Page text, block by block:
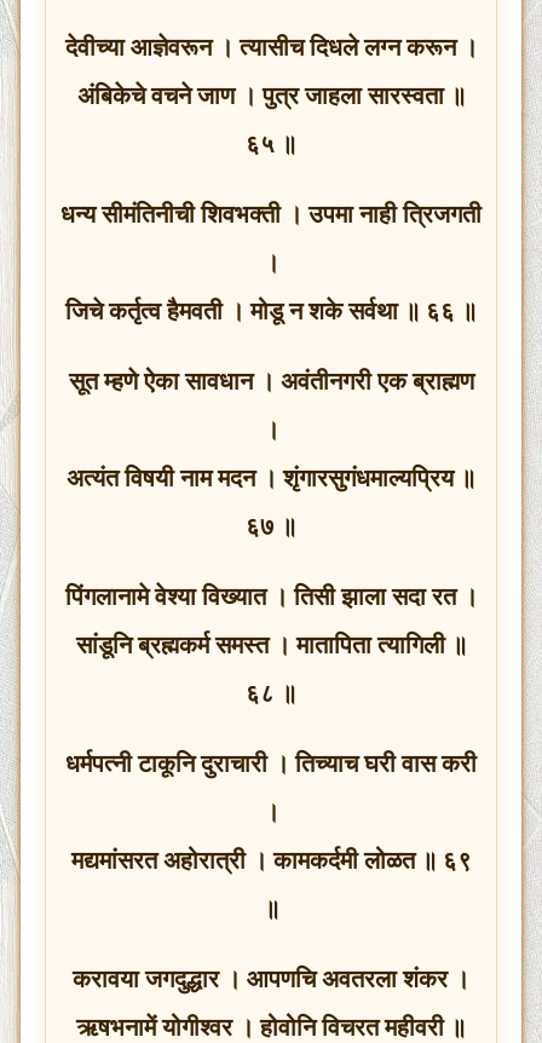
देवीच्या आज्ञेवरून । त्यासीच दिधले लग्न करून ।
अंबिकेचे वचने जाण । पुत्र जाहला सारस्वता ॥
६५ ॥
धन्य सीमंतिनीची शिवभक्ती । उपमा नाही त्रिजगती
।
जिचे कर्तृत्व हैमवती । मोडू न शके सर्वथा ॥ ६६ ॥
सूत म्हणे ऐका सावधान । अवंतीनगरी एक ब्राह्मण
।
अत्यंत विषयी नाम मदन । शृंगारसुगंधमाल्यप्रिय ॥
६७ ॥
पिंगलानामे वेश्या विख्यात । तिसी झाला सदा रत ।
सांडूनि ब्रह्मकर्म समस्त । मातापिता त्यागिली ॥
६८ ॥
धर्मपत्नी टाकूनि दुराचारी । तिच्याच घरी वास करी
।
मद्यमांसरत अहोरात्री । कामकर्दमी लोळत ॥ ६९
॥
करावया जगदुद्धार । आपणचि अवतरला शंकर ।
ऋषभनामें योगीश्वर । होवोनि विचरत महीवरी ॥